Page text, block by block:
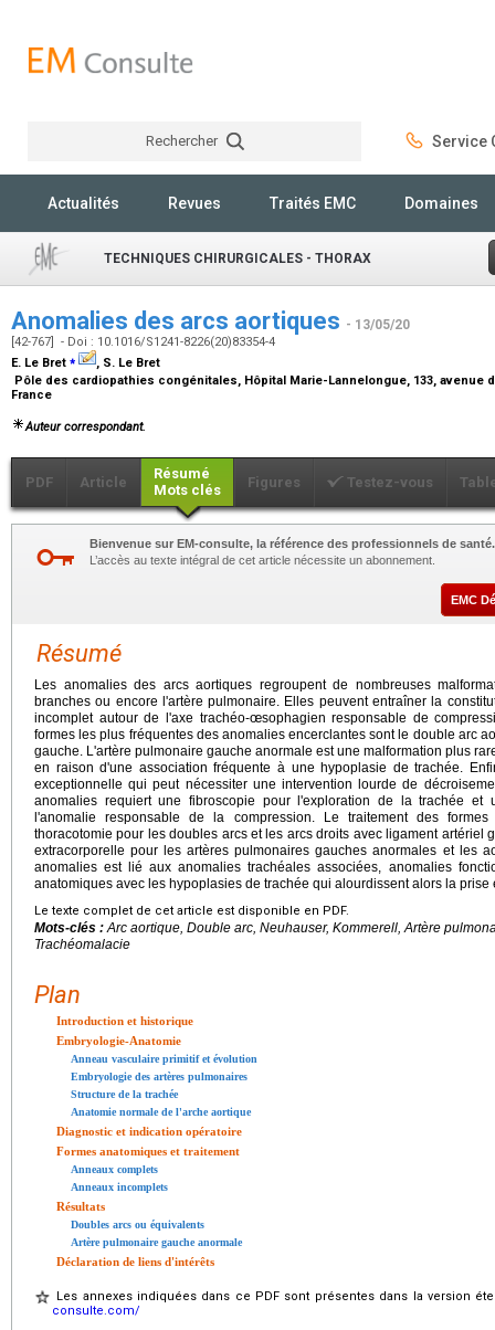
Rechercher Service
Actualités Revues Traités EMC Domaines
TECHNIQUES CHIRURGICALES - THORAX
Anomalies des arcs aortiques - 13/05/20
[42-767] - Doi : 10.1016/S1241-8226(20)83354-4
E. Le Bret ⁎
, S. Le Bret
Pôle des cardiopathies congénitales, Hôpital Marie-Lannelongue, 133, avenue
France
Auteur correspondant.
PDF Article
Résumé
Mots clés
Figures Testez-vous
Bienvenue sur EM-consulte, la référence des professionnels de santé.
L’accès au texte intégral de cet article nécessite un abonnement.
EMC
Résumé
Les anomalies des arcs aortiques regroupent de nombreuses
branches ou encore l'artère pulmonaire. Elles peuvent entraîner la
incomplet autour de l'axe trachéo-œsophagien responsable de
formes les plus fréquentes des anomalies encerclantes sont le double arc
gauche. L'artère pulmonaire gauche anormale est une malformation plus
en raison d'une association fréquente à une hypoplasie de trachée.
exceptionnelle qui peut nécessiter une intervention lourde de
anomalies requiert une fibroscopie pour l'exploration de la trachée et
l'anomalie responsable de la compression. Le traitement des
thoracotomie pour les doubles arcs et les arcs droits avec ligament artériel
extracorporelle pour les artères pulmonaires gauches anormales et les
anomalies est lié aux anomalies trachéales associées, anomalies
anatomiques avec les hypoplasies de trachée qui alourdissent alors la prise
Le texte complet de cet article est disponible en PDF.
Mots-clés :Arc aortique, Double arc, Neuhauser, Kommerell, Artère
Trachéomalacie
Plan
Introduction et historique
Embryologie-Anatomie
Anneau vasculaire primitif et évolution
Embryologie des artères pulmonaires
Structure de la trachée
Anatomie normale de l'arche aortique
Diagnostic et indication opératoire
Formes anatomiques et traitement
Anneaux complets
Anneaux incomplets
Résultats
Doubles arcs ou équivalents
Artère pulmonaire gauche anormale
Déclaration de liens d'intérêts
Les annexes indiquées dans ce PDF sont présentes dans la version
consulte.com/